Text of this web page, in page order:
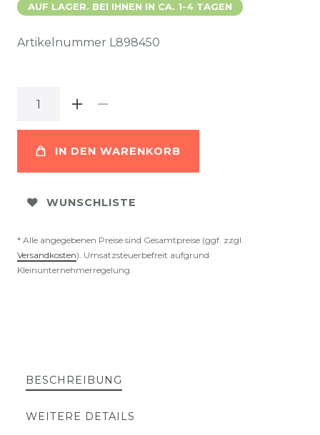
AUF LAGER. BEI IHNEN IN CA. 1-4 TAGEN
Artikelnummer L898450
IN DEN WARENKORB
WUNSCHLISTE
* Alle angegebenen Preise sind Gesamtpreise (ggf. zzgl.
Versandkosten). Umsatzsteuerbefreit aufgrund
Kleinunternehmerregelung.
BESCHREIBUNG
WEITERE DETAILS